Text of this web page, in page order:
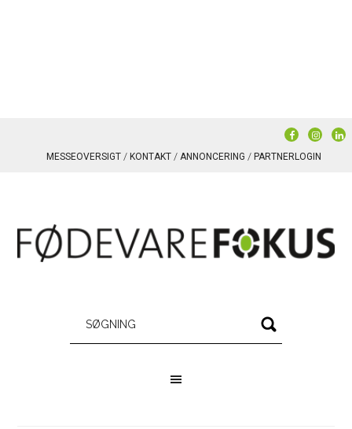
MESSEOVERSIGT KONTAKT ANNONCERING PARTNERLOGIN